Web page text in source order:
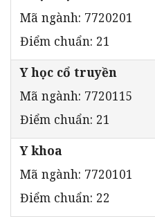
Mã ngành: 7720201
Điểm chuẩn: 21
Y học cổ truyền
Mã ngành: 7720115
Điểm chuẩn: 21
Y khoa
Mã ngành: 7720101
Điểm chuẩn: 22